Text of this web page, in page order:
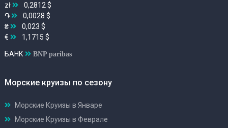
zł
0,2812 $
֏
0,0028 $
₴
0,023 $
€
1,1715 $
БАНК BNP paribas
Морские круизы по сезону
Морские Круизы в Январе
Морские Круизы в Феврале